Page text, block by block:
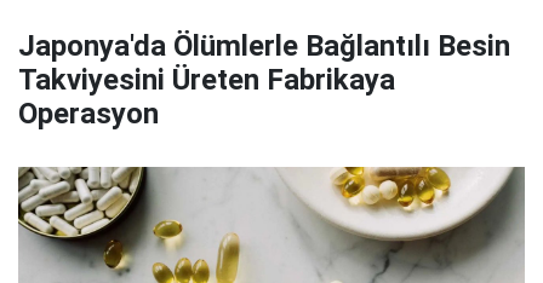
Japonya'da Ölümlerle Bağlantılı Besin
Takviyesini Üreten Fabrikaya
Operasyon